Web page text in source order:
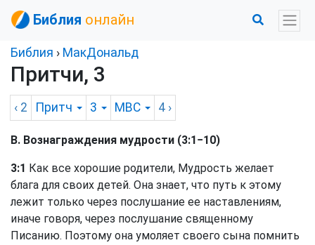
Библия онлайн
Библия › МакДональд
Притчи, 3
‹ 2 Притч 3 MBC 4 ›
В. Вознаграждения мудрости (3:1−10)
3:1 Как все хорошие родители, Мудрость желает
блага для своих детей. Она знает, что путь к этому
лежит только через послушание ее наставлениям,
иначе говоря, через послушание священному
Писанию. Поэтому она умоляет своего сына помнить